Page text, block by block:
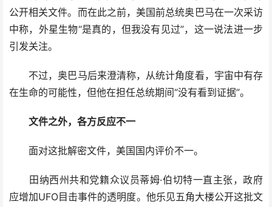
公开相关文件。而在此之前，美国前总统奥巴马在一次采访
中称，外星生物“是真的，但我没有见过”，这一说法进一步
引发关注。
不过，奥巴马后来澄清称，从统计角度看，宇宙中有存
在生命的可能性，但他在担任总统期间“没有看到证据”。
文件之外，各方反应不一
面对这批解密文件，美国国内评价不一。
田纳西州共和党籍众议员蒂姆·伯切特一直主张，政府
应增加UFO目击事件的透明度。他乐见五角大楼公开这批文